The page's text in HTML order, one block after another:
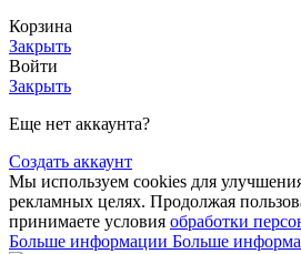
Корзина
Закрыть
Войти
Закрыть
Еще нет аккаунта?
Создать аккаунт
Мы используем cookies для
рекламных целях. Продолжая
принимаете условия обработки
Больше информации Больше